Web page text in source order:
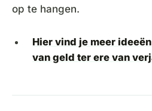
op te hangen.
Hier vind je meer
van geld ter ere van